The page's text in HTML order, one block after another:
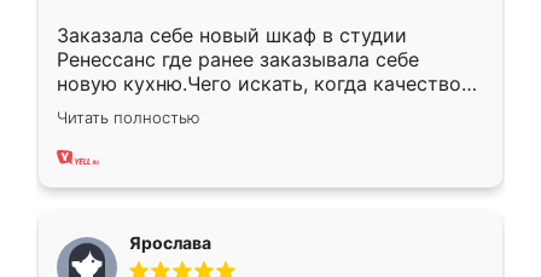
Заказала себе новый шкаф в студии
Ренессанс где ранее заказывала себе
новую кухню.Чего искать, когда качеством
вполне довольна. Служит кухня уже почти
два года, нареканий нет.
Читать полностью
Ярослава